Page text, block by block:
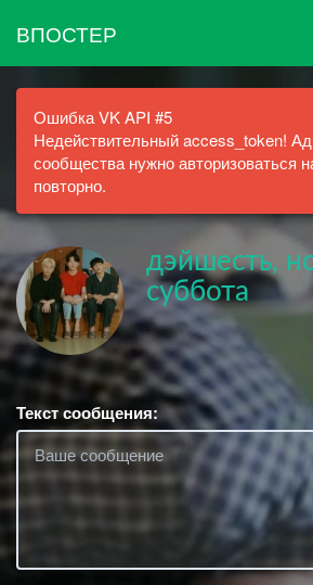
ВПОСТЕР
Ошибка VK API #5
Недействительный access_token!
сообщества нужно авторизоваться
повторно.
дэйшесть,
суббота
Текст сообщения: